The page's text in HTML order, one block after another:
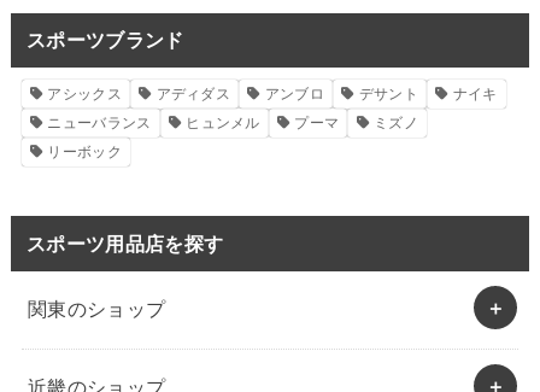
スポーツブランド
アシックス アディダス アンブロ デサント
ナイキ
ニューバランス
ヒュンメル プーマ
ミズノ
リーボック
スポーツ用品店を探す
関東のショップ
近畿のショップ